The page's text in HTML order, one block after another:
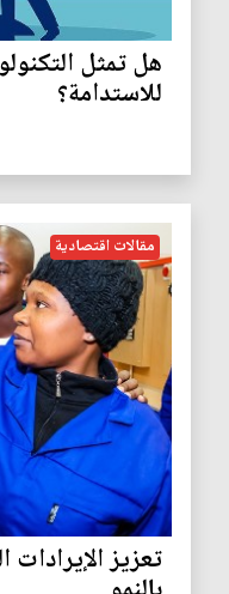
هل تمثل
للاستدامة؟
مقالات اقتصادية
تعزيز